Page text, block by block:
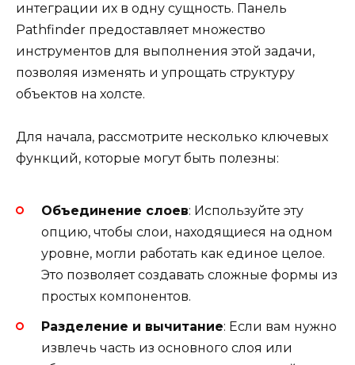
интеграции их в одну сущность. Панель
Pathfinder предоставляет множество
инструментов для выполнения этой задачи,
позволяя изменять и упрощать структуру
объектов на холсте.
Для начала, рассмотрите несколько ключевых
функций, которые могут быть полезны:
Объединение слоев: Используйте эту
опцию, чтобы слои, находящиеся на одном
уровне, могли работать как единое целое.
Это позволяет создавать сложные формы из
простых компонентов.
Разделение и вычитание: Если вам нужно
извлечь часть из основного слоя или